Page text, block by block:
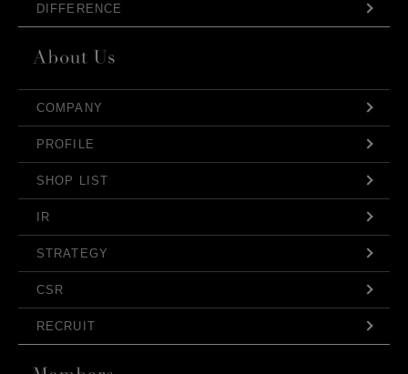
DIFFERENCE
COMPANY
PROFILE
SHOP LIST
IR
STRATEGY
CSR
RECRUIT